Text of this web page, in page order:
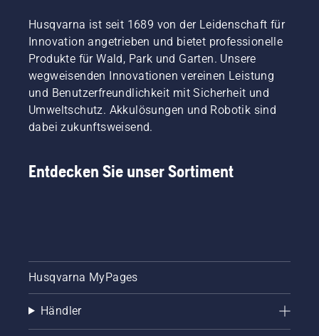
Husqvarna ist seit 1689 von der Leidenschaft für
Innovation angetrieben und bietet professionelle
Produkte für Wald, Park und Garten. Unsere
wegweisenden Innovationen vereinen Leistung
und Benutzerfreundlichkeit mit Sicherheit und
Umweltschutz. Akkulösungen und Robotik sind
dabei zukunftsweisend.
Entdecken Sie unser Sortiment
Husqvarna MyPages
Händler